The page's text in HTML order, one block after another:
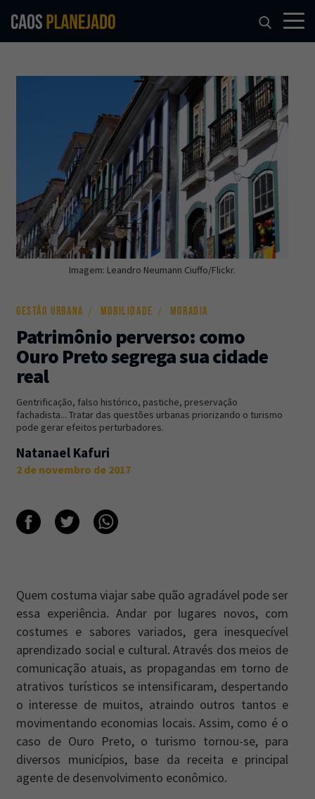
NewsletterCaos Planejado.
Inscreva-se na newsletter do Caos Planejado e
Imagem: Leandro Neumann Ciuffo/Flickr.
GESTÃO URBANA MOBILIDADE MORADIA
Patrimônio perverso: como
Ouro Preto segrega sua cidade
real
Gentrificação, falso histórico, pastiche, preservação
fachadista... Tratar das questões urbanas priorizando o turismo
pode gerar efeitos perturbadores.
Natanael Kafuri
2 de novembro de 2017
Quem costuma viajar sabe quão agradável pode ser
essa experiência. Andar por lugares novos, com
costumes e sabores variados, gera inesquecível
aprendizado social e cultural. Através dos meios de
comunicação atuais, as propagandas em torno de
atrativos turísticos se intensificaram, despertando
o interesse de muitos, atraindo outros tantos e
movimentando economias locais. Assim, como é o
caso de Ouro Preto, o turismo tornou-se, para
diversos municípios, base da receita e principal
agente de desenvolvimento econômico.